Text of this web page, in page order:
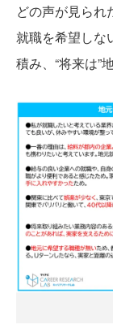
どの声が見られ
就職を希望しな
積み、“将来は”